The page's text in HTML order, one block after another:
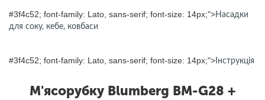
#3f4c52; font-family: Lato, sans-serif; font-size: 14px;">Насадки
для соку, кебе, ковбаси
#3f4c52; font-family: Lato, sans-serif; font-size: 14px;"> Інструкція
М'ясорубку Blumberg BM-G28 +